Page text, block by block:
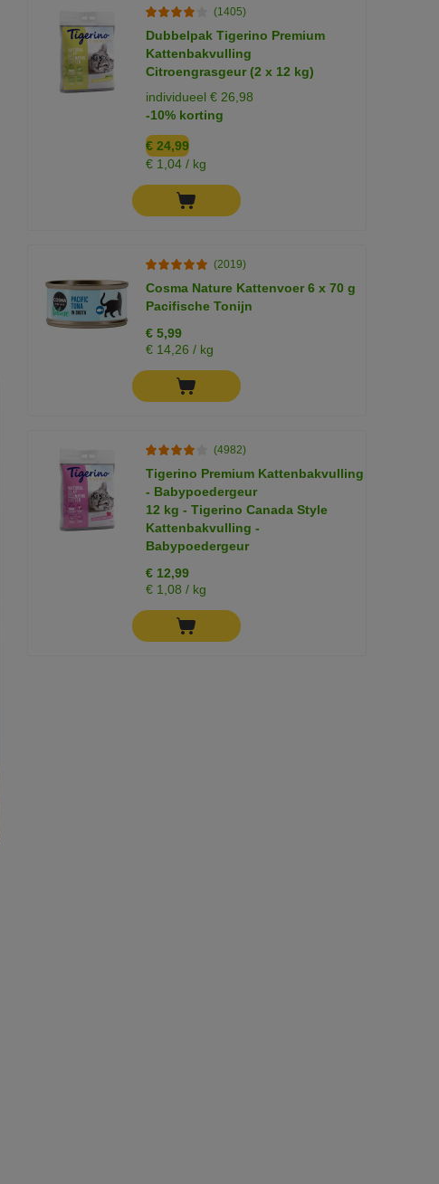
(1405)
Dubbelpak Tigerino Premium
Kattenbakvulling
Citroengrasgeur (2 x 12 kg)
individueel € 26,98
-10% korting
€ 24,99
€ 1,04 / kg
(2019)
Cosma Nature Kattenvoer 6 x 70 g
Pacifische Tonijn
€ 5,99
€ 14,26 / kg
(4982)
Tigerino Premium Kattenbakvulling
- Babypoedergeur
12 kg - Tigerino Canada Style
Kattenbakvulling -
Babypoedergeur
€ 12,99
€ 1,08 / kg